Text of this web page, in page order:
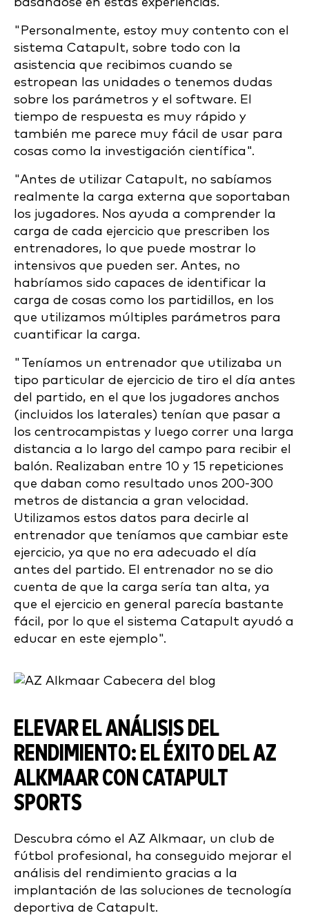
"Personalmente, estoy muy contento con el
sistema Catapult, sobre todo con la
asistencia que recibimos cuando se
estropean las unidades o tenemos dudas
sobre los parámetros y el software. El
tiempo de respuesta es muy rápido y
también me parece muy fácil de usar para
cosas como la investigación científica".
"Antes de utilizar Catapult, no sabíamos
realmente la carga externa que soportaban
los jugadores. Nos ayuda a comprender la
carga de cada ejercicio que prescriben los
entrenadores, lo que puede mostrar lo
intensivos que pueden ser. Antes, no
habríamos sido capaces de identificar la
carga de cosas como los partidillos, en los
que utilizamos múltiples parámetros para
cuantificar la carga.
"Teníamos un entrenador que utilizaba un
tipo particular de ejercicio de tiro el día antes
del partido, en el que los jugadores anchos
(incluidos los laterales) tenían que pasar a
los centrocampistas y luego correr una larga
distancia a lo largo del campo para recibir el
balón. Realizaban entre 10 y 15 repeticiones
que daban como resultado unos 200-300
metros de distancia a gran velocidad.
Utilizamos estos datos para decirle al
entrenador que teníamos que cambiar este
ejercicio, ya que no era adecuado el día
antes del partido. El entrenador no se dio
cuenta de que la carga sería tan alta, ya
que el ejercicio en general parecía bastante
fácil, por lo que el sistema Catapult ayudó a
educar en este ejemplo".
ELEVAR EL ANÁLISIS DEL
RENDIMIENTO: EL ÉXITO DEL AZ
ALKMAAR CON CATAPULT
SPORTS
Descubra cómo el AZ Alkmaar, un club de
fútbol profesional, ha conseguido mejorar el
análisis del rendimiento gracias a la
implantación de las soluciones de tecnología
deportiva de Catapult.